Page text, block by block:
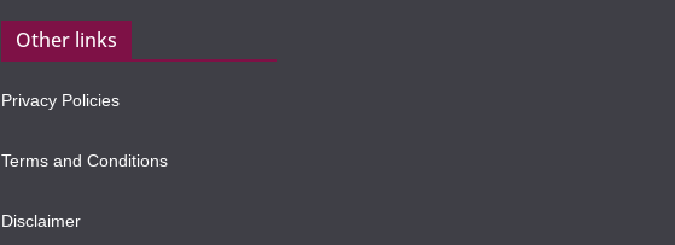
Other links
Privacy Policies
Terms and Conditions
Disclaimer